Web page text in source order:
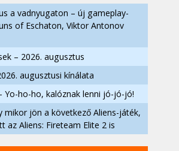
a vadnyugaton – új gameplay-
of Eschaton, Viktor Antonov
– 2026. augusztus
augusztusi kínálata
Yo-ho-ho, kalóznak lenni jó-jó-jó!
mikor jön a következő Aliens-játék,
Aliens: Fireteam Elite 2 is